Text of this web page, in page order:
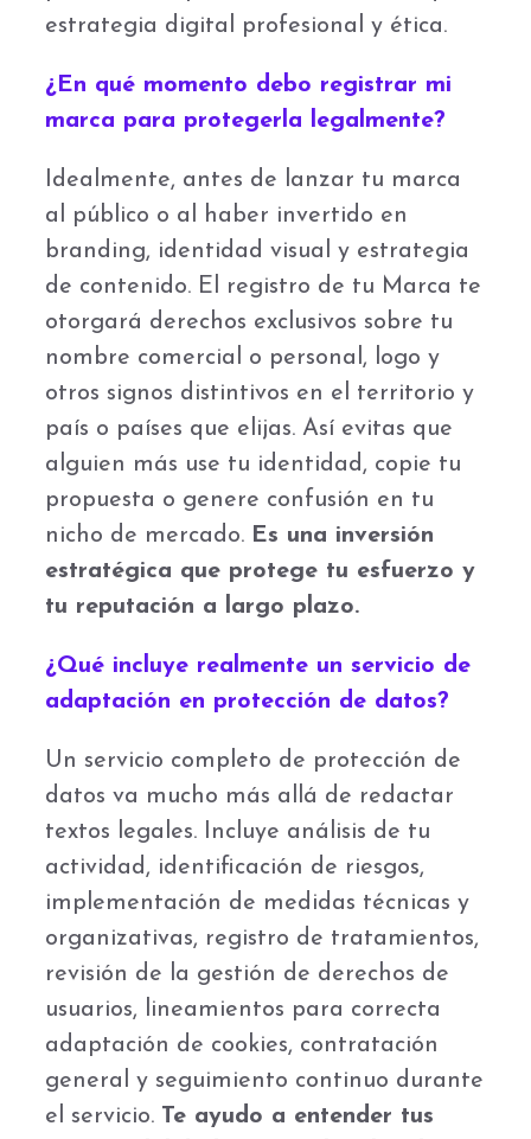
estrategia digital profesional y ética.
¿En qué momento debo registrar mi
marca para protegerla legalmente?
Idealmente, antes de lanzar tu marca
al público o al haber invertido en
branding, identidad visual y estrategia
de contenido. El registro de tu Marca te
otorgará derechos exclusivos sobre tu
nombre comercial o personal, logo y
otros signos distintivos en el territorio y
país o países que elijas. Así evitas que
alguien más use tu identidad, copie tu
propuesta o genere confusión en tu
nicho de mercado. Es una inversión
estratégica que protege tu esfuerzo y
tu reputación a largo plazo.
¿Qué incluye realmente un servicio de
adaptación en protección de datos?
Un servicio completo de protección de
datos va mucho más allá de redactar
textos legales. Incluye análisis de tu
actividad, identificación de riesgos,
implementación de medidas técnicas y
organizativas, registro de tratamientos,
revisión de la gestión de derechos de
usuarios, lineamientos para correcta
adaptación de cookies, contratación
general y seguimiento continuo durante
el servicio. Te ayudo a entender tus